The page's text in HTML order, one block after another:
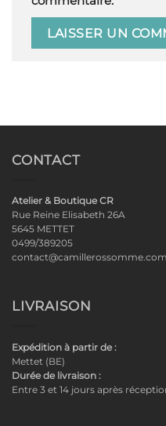
CONTACT
Atelier & Boutique CR
Rue Reine Elisabeth 26A
5645 METTET
0499/389205
contact@camillerossomme.com
LIVRAISON
Expédition à partir de :
Mettet (BE)
Durée de livraison :
Entre 3 et 14 jours après